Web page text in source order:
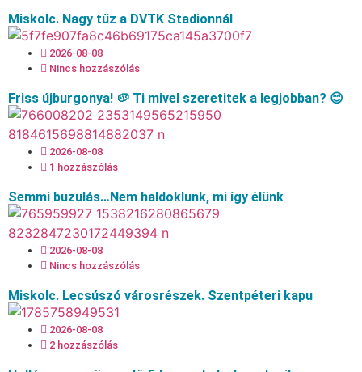
Miskolc. Nagy tűz a DVTK Stadionnál
2026-08-08
Nincs hozzászólás
Friss újburgonya! 🥔 Ti mivel szeretitek a legjobban? 😊
2026-08-08
1 hozzászólás
Semmi buzulás…Nem haldoklunk, mi így élünk
2026-08-08
Nincs hozzászólás
Miskolc. Lecsúszó városrészek. Szentpéteri kapu
2026-08-08
2 hozzászólás